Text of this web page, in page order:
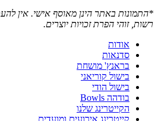
*התמונות באתר הינן מאוסף אישי. אין
רשות, זוהי הפרת זכויות יוצרים.
אודות
סדנאות
בראנץ' מושחת
בישול קוריאני
בישול הודי
בודהה Bowls
הקייטרינג שלנו
קייטרינג אירועים ומועדים